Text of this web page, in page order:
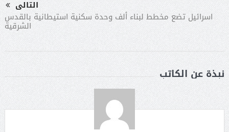
التالى
اسرائيل تضع مخطط لبناء ألف وحدة سكنية استيطانية بالقدس
الشرقية
نبذة عن الكاتب